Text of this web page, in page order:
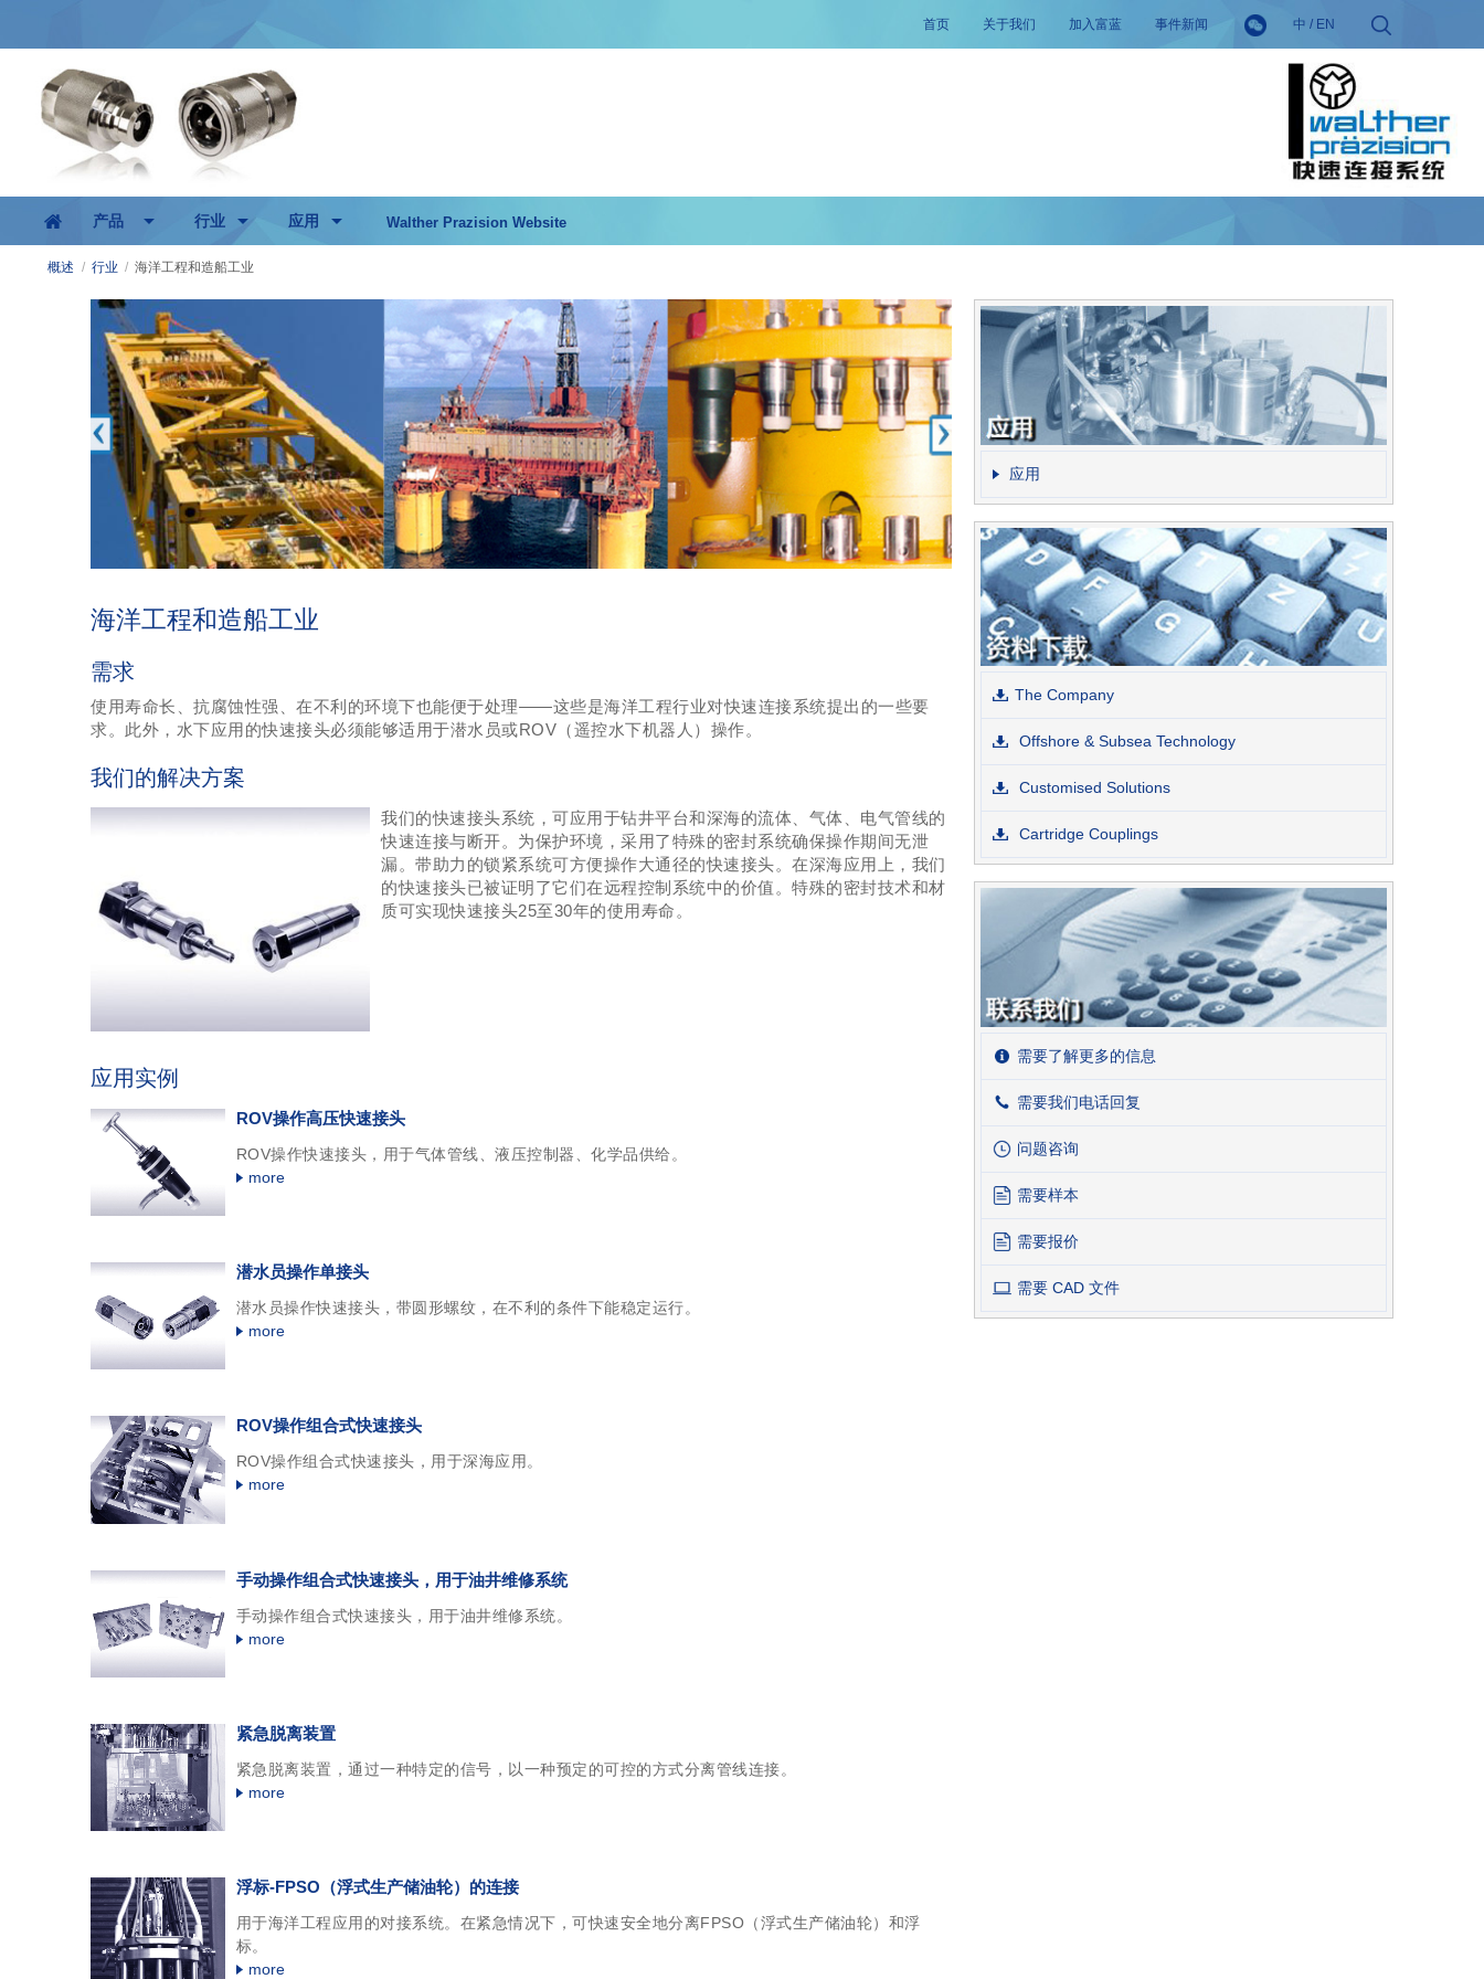
首页 关于我们 加入富蓝 事件新闻 中 / EN
产品 行业 应用 Walther Prazision Website
概述 / 行业 / 海洋工程和造船工业
海洋工程和造船工业
需求
使用寿命长、抗腐蚀性强、在不利的环境下也能便于处理——这些是海洋工程行业对快速连接系统提出的一些要
求。此外，水下应用的快速接头必须能够适用于潜水员或ROV（遥控水下机器人）操作。
我们的解决方案
我们的快速接头系统，可应用于钻井平台和深海的流体、气体、电气管线的
快速连接与断开。为保护环境，采用了特殊的密封系统确保操作期间无泄
漏。带助力的锁紧系统可方便操作大通径的快速接头。在深海应用上，我们
的快速接头已被证明了它们在远程控制系统中的价值。特殊的密封技术和材
质可实现快速接头25至30年的使用寿命。
应用实例
ROV操作高压快速接头
ROV操作快速接头，用于气体管线、液压控制器、化学品供给。
more
潜水员操作单接头
潜水员操作快速接头，带圆形螺纹，在不利的条件下能稳定运行。
more
ROV操作组合式快速接头
ROV操作组合式快速接头，用于深海应用。
more
手动操作组合式快速接头，用于油井维修系统
手动操作组合式快速接头，用于油井维修系统。
more
紧急脱离装置
紧急脱离装置，通过一种特定的信号，以一种预定的可控的方式分离管线连接。
more
浮标-FPSO（浮式生产储油轮）的连接
用于海洋工程应用的对接系统。在紧急情况下，可快速安全地分离FPSO（浮式生产储油轮）和浮
标。
more
应用
The Company
Offshore & Subsea Technology
Customised Solutions
Cartridge Couplings
需要了解更多的信息
需要我们电话回复
问题咨询
需要样本
需要报价
需要 CAD 文件